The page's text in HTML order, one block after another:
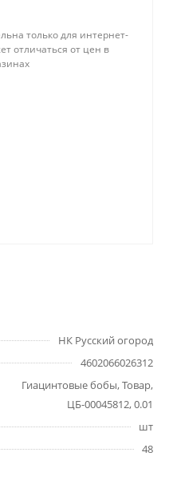
только для интернет-
отличаться от цен в
НК Русский огород
4602066026312
Гиацинтовые бобы, Товар,
ЦБ-00045812, 0.01
шт
48